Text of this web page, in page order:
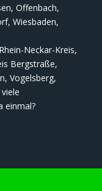
Offenbach,
Wiesbaden,
Neckar-Kreis,
Bergstraße,
Vogelsberg,
einmal?